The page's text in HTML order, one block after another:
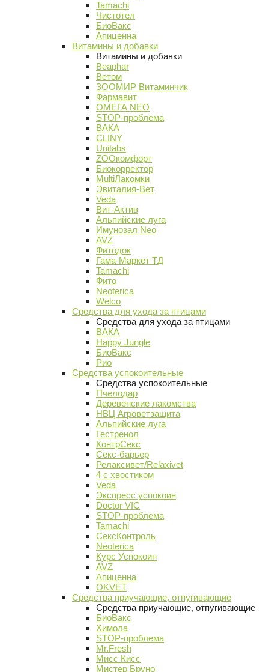
Tamachi
Чистотел
БиоВакс
Апиценна
Витамины и добавки
Витамины и добавки
Beaphar
Ветом
ЗООМИР Витаминчик
Фармавит
ОМЕГА NEO
STOP-проблема
ВАКА
CLINY
Unitabs
ZOOкомфорт
Биокорректор
MultiЛакомки
Эвиталия-Вет
Veda
Вит-Актив
Альпийские луга
Имунозал Neo
AVZ
Фитодок
Гама-Маркет ТД
Tamachi
Фито
Neoterica
Welco
Средства для ухода за птицами
Средства для ухода за птицами
ВАКА
Happy Jungle
БиоВакс
Рио
Средства успокоительные
Средства успокоительные
Пчелодар
Деревенские лакомства
НВЦ Агроветзащита
Альпийские луга
Гестренол
КонтрСекс
Секс-барьер
Релаксивет/Relaxivet
4 с хвостиком
Veda
Экспресс успокоин
Doctor VIC
STOP-проблема
Tamachi
СексКонтроль
Neoterica
Курс Успокоин
AVZ
Апиценна
OKVET
Средства приучающие, отпугивающие
Средства приучающие, отпугивающие
БиоВакс
Химола
STOP-проблема
Mr.Fresh
Мисс Кисс
Мистер Бруно